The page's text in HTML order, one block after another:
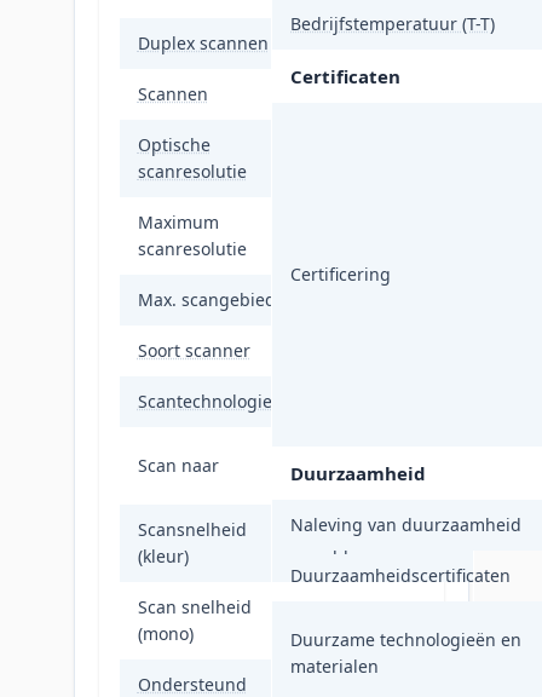
Duplex scannen Nee
Scannen
Optische
scanresolutie
Maximum
scanresolutie
Max. scangebied
Soort scanner
Scantechnologie
Scan naar
TWAIN, WIA
Scansnelheid
(kleur)
26 ppm
Scan snelheid
(mono)
Ondersteund
Bedrijfstemperatuur (T-T)
Certificaten
Certificering
Duurzaamheid
Naleving van duurzaamheid
Duurzaamheidscertificaten
Duurzame technologieën en
materialen